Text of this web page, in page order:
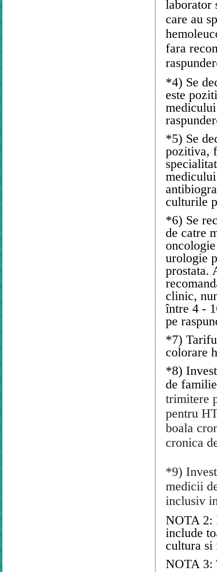
laborator
care au
fara
*4) Se
este
*5) Se
pozitiva,
culturile
*6) Se
de catre
urologie
prostata.
clinic,
între 4 -
pe
*7)
colorare
*8)
de
trimitere
pentru
boala
cronica
*9)
medicii
inclusiv
NOTA 2:
include
cultura
NOTA 3: